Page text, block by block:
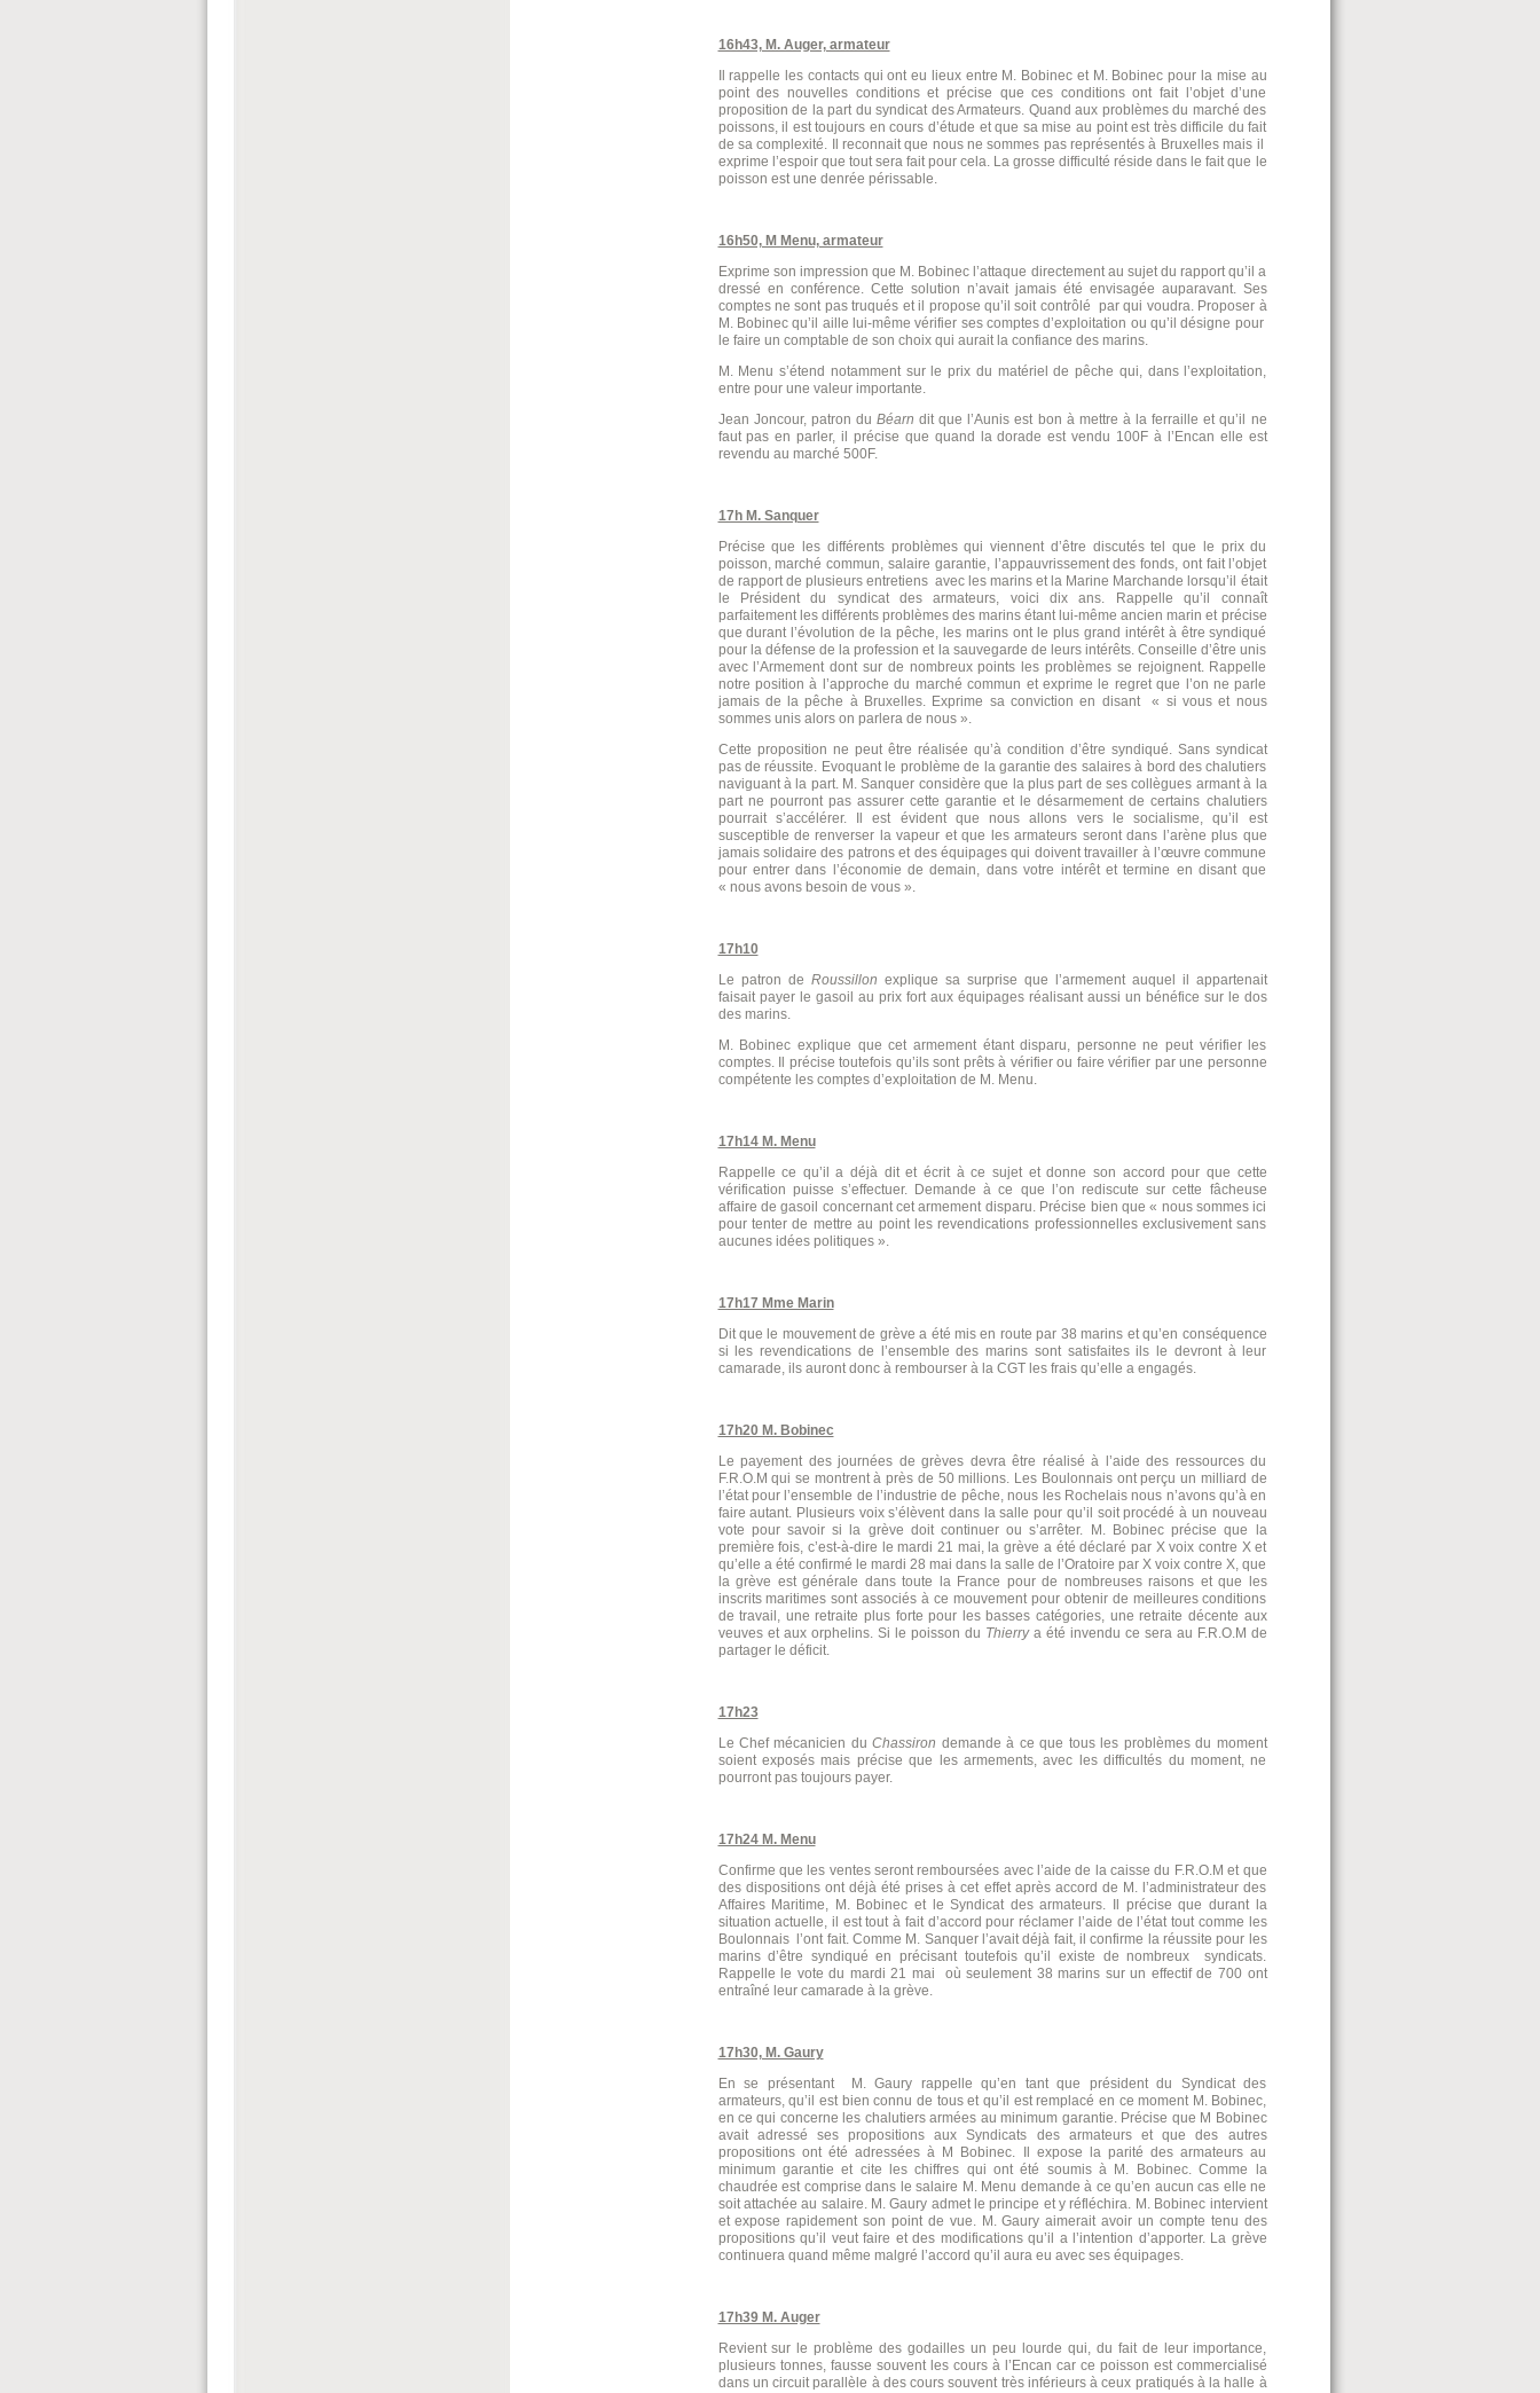
16h43, M. Auger, armateur
Il rappelle les contacts qui ont eu lieux entre M. Bobinec et M. Bobinec pour la mise au
point des nouvelles conditions et précise que ces conditions ont fait l’objet d’une
proposition de la part du syndicat des Armateurs. Quand aux problèmes du marché des
poissons, il est toujours en cours d’étude et que sa mise au point est très difficile du fait
de sa complexité. Il reconnait que nous ne sommes pas représentés à Bruxelles mais il
exprime l’espoir que tout sera fait pour cela. La grosse difficulté réside dans le fait que le
poisson est une denrée périssable.
16h50, M Menu, armateur
Exprime son impression que M. Bobinec l’attaque directement au sujet du rapport qu’il a
dressé en conférence. Cette solution n’avait jamais été envisagée auparavant. Ses
comptes ne sont pas truqués et il propose qu’il soit contrôlé par qui voudra. Proposer à
M. Bobinec qu’il aille lui-même vérifier ses comptes d’exploitation ou qu’il désigne pour
le faire un comptable de son choix qui aurait la confiance des marins.
M. Menu s’étend notamment sur le prix du matériel de pêche qui, dans l’exploitation,
entre pour une valeur importante.
Jean Joncour, patron du Béarn dit que l’Aunis est bon à mettre à la ferraille et qu’il ne
faut pas en parler, il précise que quand la dorade est vendu 100F à l’Encan elle est
revendu au marché 500F.
17h M. Sanquer
Précise que les différents problèmes qui viennent d’être discutés tel que le prix du
poisson, marché commun, salaire garantie, l’appauvrissement des fonds, ont fait l’objet
de rapport de plusieurs entretiens avec les marins et la Marine Marchande lorsqu’il était
le Président du syndicat des armateurs, voici dix ans. Rappelle qu’il connaît
parfaitement les différents problèmes des marins étant lui-même ancien marin et précise
que durant l’évolution de la pêche, les marins ont le plus grand intérêt à être syndiqué
pour la défense de la profession et la sauvegarde de leurs intérêts. Conseille d’être unis
avec l’Armement dont sur de nombreux points les problèmes se rejoignent. Rappelle
notre position à l’approche du marché commun et exprime le regret que l’on ne parle
jamais de la pêche à Bruxelles. Exprime sa conviction en disant « si vous et nous
sommes unis alors on parlera de nous ».
Cette proposition ne peut être réalisée qu’à condition d’être syndiqué. Sans syndicat
pas de réussite. Evoquant le problème de la garantie des salaires à bord des chalutiers
naviguant à la part. M. Sanquer considère que la plus part de ses collègues armant à la
part ne pourront pas assurer cette garantie et le désarmement de certains chalutiers
pourrait s’accélérer. Il est évident que nous allons vers le socialisme, qu’il est
susceptible de renverser la vapeur et que les armateurs seront dans l’arène plus que
jamais solidaire des patrons et des équipages qui doivent travailler à l’œuvre commune
pour entrer dans l’économie de demain, dans votre intérêt et termine en disant que
« nous avons besoin de vous ».
17h10
Le patron de Roussillon explique sa surprise que l’armement auquel il appartenait
faisait payer le gasoil au prix fort aux équipages réalisant aussi un bénéfice sur le dos
des marins.
M. Bobinec explique que cet armement étant disparu, personne ne peut vérifier les
comptes. Il précise toutefois qu’ils sont prêts à vérifier ou faire vérifier par une personne
compétente les comptes d’exploitation de M. Menu.
17h14 M. Menu
Rappelle ce qu’il a déjà dit et écrit à ce sujet et donne son accord pour que cette
vérification puisse s’effectuer. Demande à ce que l’on rediscute sur cette fâcheuse
affaire de gasoil concernant cet armement disparu. Précise bien que « nous sommes ici
pour tenter de mettre au point les revendications professionnelles exclusivement sans
aucunes idées politiques ».
17h17 Mme Marin
Dit que le mouvement de grève a été mis en route par 38 marins et qu’en conséquence
si les revendications de l’ensemble des marins sont satisfaites ils le devront à leur
camarade, ils auront donc à rembourser à la CGT les frais qu’elle a engagés.
17h20 M. Bobinec
Le payement des journées de grèves devra être réalisé à l’aide des ressources du
F.R.O.M qui se montrent à près de 50 millions. Les Boulonnais ont perçu un milliard de
l’état pour l’ensemble de l’industrie de pêche, nous les Rochelais nous n’avons qu’à en
faire autant. Plusieurs voix s’élèvent dans la salle pour qu’il soit procédé à un nouveau
vote pour savoir si la grève doit continuer ou s’arrêter. M. Bobinec précise que la
première fois, c’est-à-dire le mardi 21 mai, la grève a été déclaré par X voix contre X et
qu’elle a été confirmé le mardi 28 mai dans la salle de l’Oratoire par X voix contre X, que
la grève est générale dans toute la France pour de nombreuses raisons et que les
inscrits maritimes sont associés à ce mouvement pour obtenir de meilleures conditions
de travail, une retraite plus forte pour les basses catégories, une retraite décente aux
veuves et aux orphelins. Si le poisson du Thierrya été invendu ce sera au F.R.O.M de
partager le déficit.
17h23
Le Chef mécanicien duChassiron demande à ce que tous les problèmes du moment
soient exposés mais précise que les armements, avec les difficultés du moment, ne
pourront pas toujours payer.
17h24 M. Menu
Confirme que les ventes seront remboursées avec l’aide de la caisse du F.R.O.M et que
des dispositions ont déjà été prises à cet effet après accord de M. l’administrateur des
Affaires Maritime, M. Bobinec et le Syndicat des armateurs. Il précise que durant la
situation actuelle, il est tout à fait d’accord pour réclamer l’aide de l’état tout comme les
Boulonnais l’ont fait. Comme M. Sanquer l’avait déjà fait, il confirme la réussite pour les
marins d’être syndiqué en précisant toutefois qu’il existe de nombreux syndicats.
Rappelle le vote du mardi 21 mai où seulement 38 marins sur un effectif de 700 ont
entraîné leur camarade à la grève.
17h30, M. Gaury
En se présentant M. Gaury rappelle qu’en tant que président du Syndicat des
armateurs, qu’il est bien connu de tous et qu’il est remplacé en ce moment M. Bobinec,
en ce qui concerne les chalutiers armées au minimum garantie. Précise que M Bobinec
avait adressé ses propositions aux Syndicats des armateurs et que des autres
propositions ont été adressées à M Bobinec. Il expose la parité des armateurs au
minimum garantie et cite les chiffres qui ont été soumis à M. Bobinec. Comme la
chaudrée est comprise dans le salaire M. Menu demande à ce qu’en aucun cas elle ne
soit attachée au salaire. M. Gaury admet le principe et y réfléchira. M. Bobinec intervient
et expose rapidement son point de vue. M. Gaury aimerait avoir un compte tenu des
propositions qu’il veut faire et des modifications qu’il a l’intention d’apporter. La grève
continuera quand même malgré l’accord qu’il aura eu avec ses équipages.
17h39 M. Auger
Revient sur le problème des godailles un peu lourde qui, du fait de leur importance,
plusieurs tonnes, fausse souvent les cours à l’Encan car ce poisson est commercialisé
dans un circuit parallèle à des cours souvent très inférieurs à ceux pratiqués à la halle à